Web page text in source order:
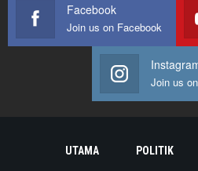
Facebook
Join us on Facebook
Join us
UTAMA POLITIK